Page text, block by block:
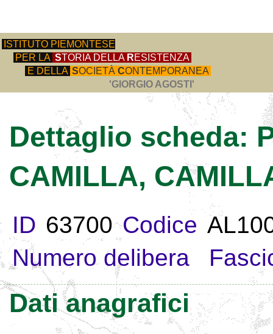
ISTITUTO PIEMONTESE
PER LA STORIA DELLA RESISTENZA
E DELLA SOCIETÀ CONTEMPORANEA
'GIORGIO AGOSTI'
Dettaglio scheda:
CAMILLA,
ID 63700 Codice
Numero delibera
Dati anagrafici